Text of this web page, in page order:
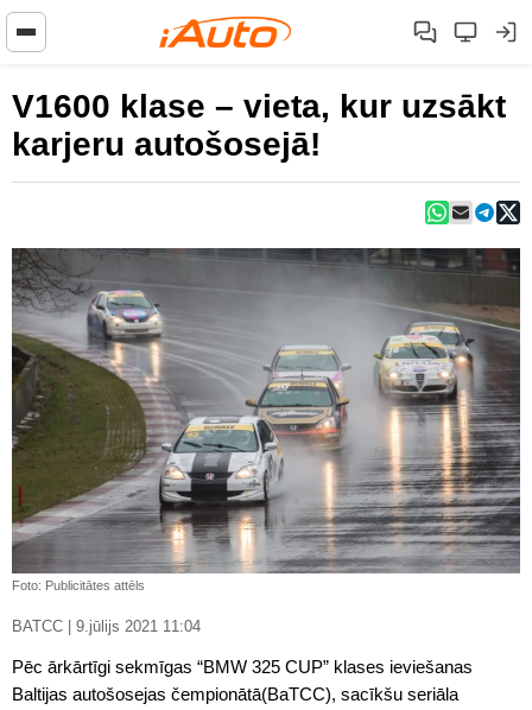
V1600 klase – vieta, kur uzsākt
karjeru autošosejā!
Foto: Publicitātes attēls
BATCC | 9.jūlijs 2021 11:04
Pēc ārkārtīgi sekmīgas “BMW 325 CUP” klases ieviešanas
Baltijas autošosejas čempionātā(BaTCC), sacīkšu seriāla